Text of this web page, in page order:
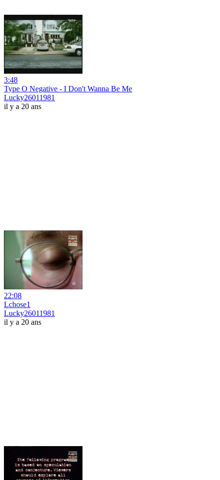
3:48
Type O Negative - I Don't Wanna Be Me
Lucky26011981
il y a 20 ans
22:08
Lchose1
Lucky26011981
il y a 20 ans